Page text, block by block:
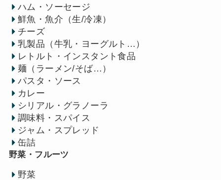
ハム・ソーセージ
鮮魚・魚介（生/冷凍）
チーズ
乳製品（牛乳・ヨーグルト…）
レトルト・インスタント食品
麺（ラーメン/そば…）
パスタ・ソース
カレー
シリアル・グラノーラ
調味料・スパイス
ジャム・スプレッド
缶詰
野菜・フルーツ
野菜